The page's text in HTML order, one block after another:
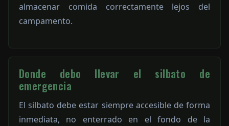
almacenar comida correctamente lejos del
campamento.
Donde debo llevar el silbato de
emergencia
El silbato debe estar siempre accesible de forma
inmediata, no enterrado en el fondo de la